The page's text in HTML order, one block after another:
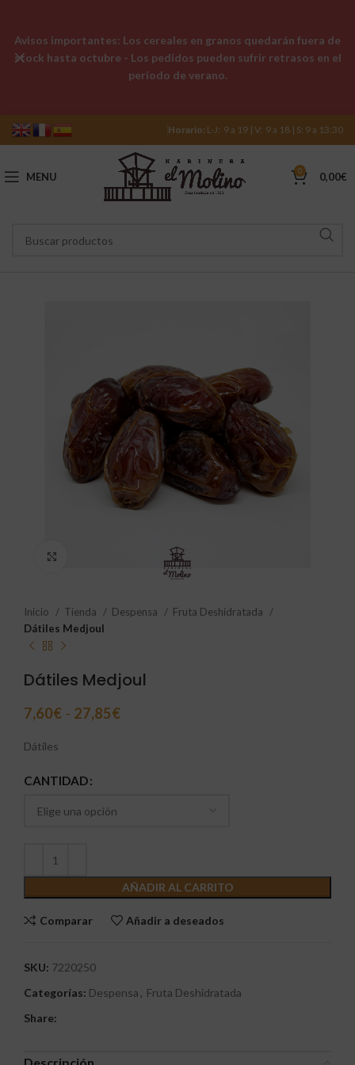
Horario: L-J: 9 a 19 | V: 9 a 18 | S: 9 a 13:30
MENU 0 0,00€
Inicio Tienda Despensa
Fruta Deshidratada
Dátiles Medjoul
Dátiles Medjoul
7,60€ - 27,85€
Dátiles
CANTIDAD
AÑADIR AL CARRITO
Comparar Añadir a deseados
SKU: 7220250
Categorías: Despensa , Fruta Deshidratada
Share:
Avisos importantes: Los cereales en granos quedarán fuera de
stock hasta octubre - Los pedidos pueden sufrir retrasos en el
período de verano.